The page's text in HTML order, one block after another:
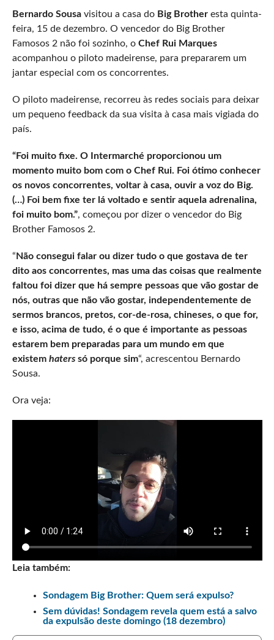
Bernardo Sousa visitou a casa do Big Brother esta quinta-
feira, 15 de dezembro. O vencedor do Big Brother
Famosos 2 não foi sozinho, o Chef Rui Marques
acompanhou o piloto madeirense, para prepararem um
jantar especial com os concorrentes.
O piloto madeirense, recorreu às redes sociais para deixar
um pequeno feedback da sua visita à casa mais vigiada do
país.
“Foi muito fixe. O Intermarché proporcionou um
momento muito bom com o Chef Rui. Foi ótimo conhecer
os novos concorrentes, voltar à casa, ouvir a voz do Big.
(…) Foi bem fixe ter lá voltado e sentir aquela adrenalina,
foi muito bom.”, começou por dizer o vencedor do Big
Brother Famosos 2.
“ Não consegui falar ou dizer tudo o que gostava de ter
dito aos concorrentes, mas uma das coisas que realmente
faltou foi dizer que há sempre pessoas que vão gostar de
nós, outras que não vão gostar, independentemente de
sermos brancos, pretos, cor-de-rosa, chineses, o que for,
e isso, acima de tudo, é o que é importante as pessoas
estarem bem preparadas para um mundo em que
existem haters só porque sim“, acrescentou Bernardo
Sousa.
Ora veja:
Leia também:
Sondagem Big Brother: Quem será expulso?
Sem dúvidas! Sondagem revela quem está a salvo
da expulsão deste domingo (18 dezembro)